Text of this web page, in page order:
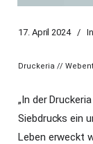
17. April 2024 In
Druckeria //
„In der
Siebdrucks ein
Leben erweckt